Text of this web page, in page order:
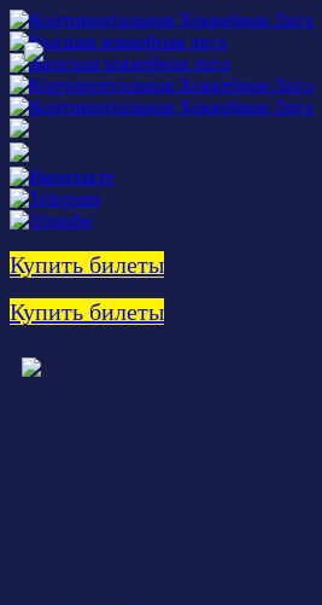
Купить билеты
Купить билеты